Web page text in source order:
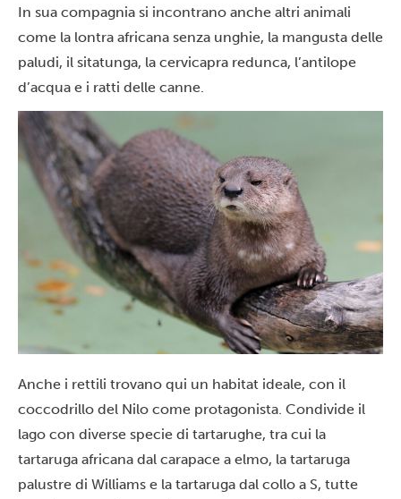
In sua compagnia si incontrano anche altri animali
come la lontra africana senza unghie, la mangusta delle
paludi, il sitatunga, la cervicapra redunca, l’antilope
d’acqua e i ratti delle canne.
Anche i rettili trovano qui un habitat ideale, con il
coccodrillo del Nilo come protagonista. Condivide il
lago con diverse specie di tartarughe, tra cui la
tartaruga africana dal carapace a elmo, la tartaruga
palustre di Williams e la tartaruga dal collo a S, tutte